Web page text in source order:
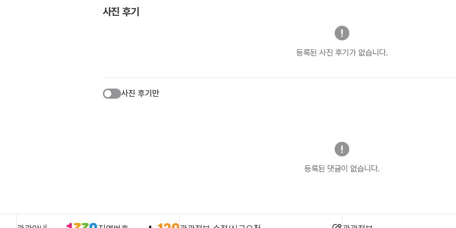
사진 후기
등록된 사진 후기가 없습니다.
사진 후기만
등록된 댓글이 없습니다.